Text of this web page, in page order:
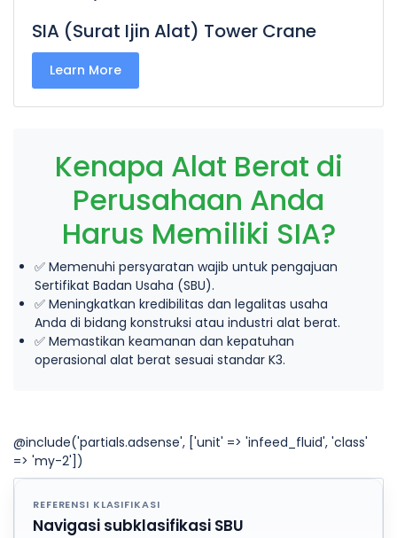
SIA (Surat Ijin Alat) Tower Crane
Learn More
Kenapa Alat Berat di
Perusahaan Anda
Harus Memiliki SIA?
✅ Memenuhi persyaratan wajib untuk pengajuan
Sertifikat Badan Usaha (SBU).
✅ Meningkatkan kredibilitas dan legalitas usaha
Anda di bidang konstruksi atau industri alat berat.
✅ Memastikan keamanan dan kepatuhan
operasional alat berat sesuai standar K3.
@include('partials.adsense', ['unit' => 'infeed_fluid', 'class'
=> 'my-2'])
REFERENSI KLASIFIKASI
Navigasi subklasifikasi SBU